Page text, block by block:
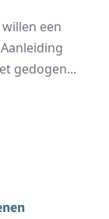
willen een
gedogen...